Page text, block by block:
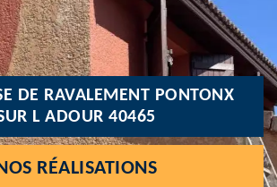
DE RAVALEMENT PONTONX
L ADOUR 40465
RÉALISATIONS